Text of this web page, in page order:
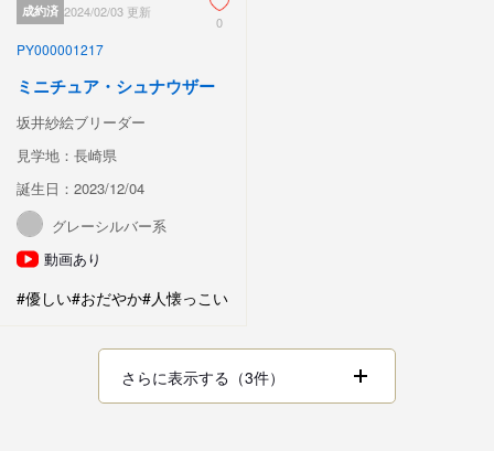
成約済 2024/02/03 更新
0
PY000001217
ミニチュア・シュナウザー
坂井紗絵ブリーダー
見学地：長崎県
誕生日：2023/12/04
グレーシルバー系
動画あり
#優しい#おだやか#人懐っこい
さらに表示する（3件）